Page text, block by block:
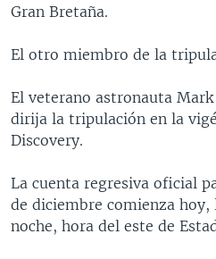
VENEZUELA
BRASIL
NICARAGUA
ECONOMÍA
ENTRETENIMIENTO Y
DEPORTES
CIENCIA Y SALUD
MULTIMEDIA
VIDEOS
AUDIOS
PROGRAMAS TV
FORO INTERAMERICANO
VISIÓN 360
LAS CLAVES
PANORAMA
AVANCE INFORMATIVO
AUDIONOTICIAS
BUENOS DÍAS AMÉRICA
ESTADOS UNIDOS AL DÍA
DIRECT
DOCUMENTALES DE LA VOA
Learning English
Gran Bretaña.
El otro miembro de la
El veterano astronauta
dirija la tripulación en la
Discovery.
La cuenta regresiva oficial
de diciembre comienza hoy,
noche, hora del este de